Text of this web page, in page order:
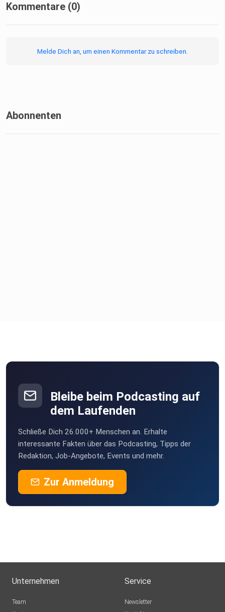
Kommentare (0)
Melde Dich an, um einen Kommentar zu schreiben.
Abonnenten
Bleibe beim Podcasting auf
dem Laufenden
Schließe Dich 26.000+ Menschen an. Erhalte
interessante Fakten über das Podcasting, Tipps der
Redaktion, Job-Angebote, Events und mehr.
Zur Anmeldung
Unternehmen
Team
Service
Newsletter